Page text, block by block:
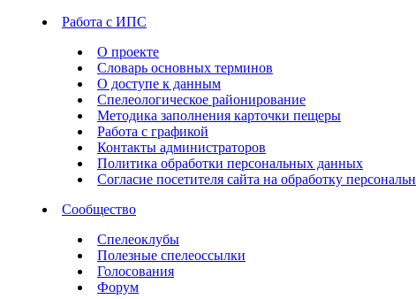
Работа с ИПС
О проекте
Словарь основных терминов
О доступе к данным
Спелеологическое районирование
Методика заполнения карточки пещеры
Работа с графикой
Контакты администраторов
Политика обработки персональных данных
Согласие посетителя сайта на обработку
Сообщество
Спелеоклубы
Полезные спелеоссылки
Голосования
Форум